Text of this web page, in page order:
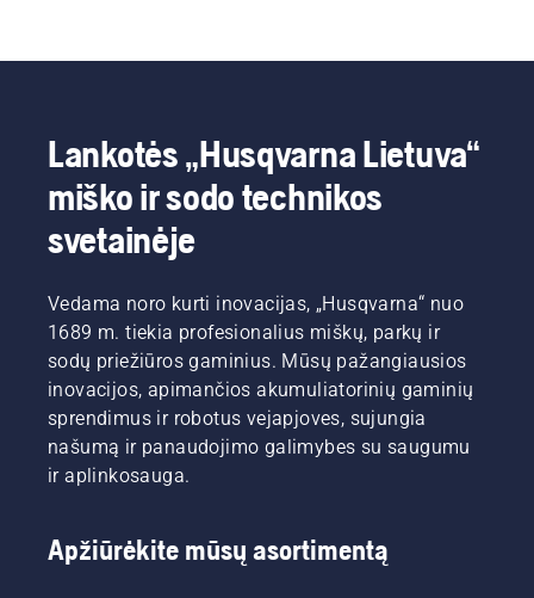
Lankotės „Husqvarna Lietuva“
miško ir sodo technikos
svetainėje
Vedama noro kurti inovacijas, „Husqvarna“ nuo
1689 m. tiekia profesionalius miškų, parkų ir
sodų priežiūros gaminius. Mūsų pažangiausios
inovacijos, apimančios akumuliatorinių gaminių
sprendimus ir robotus vejapjoves, sujungia
našumą ir panaudojimo galimybes su saugumu
ir aplinkosauga.
Apžiūrėkite mūsų asortimentą